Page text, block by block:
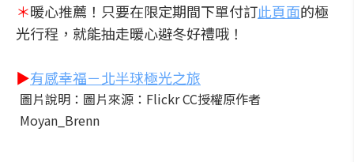
＊暖心推薦！只要在限定期間下單付訂此頁面的極
光行程，就能抽走暖心避冬好禮哦！
▶有感幸福－北半球極光之旅
圖片說明：圖片來源：Flickr CC授權原作者
Moyan_Brenn